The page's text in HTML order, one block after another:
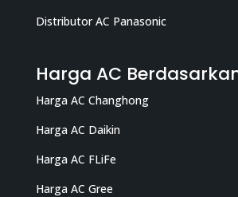
Distributor AC Panasonic
Harga AC
Harga AC Changhong
Harga AC Daikin
Harga AC FLiFe
Harga AC Gree